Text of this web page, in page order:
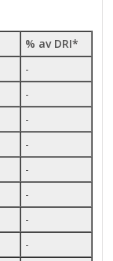
% av DRI*
-
-
-
-
-
-
-
-